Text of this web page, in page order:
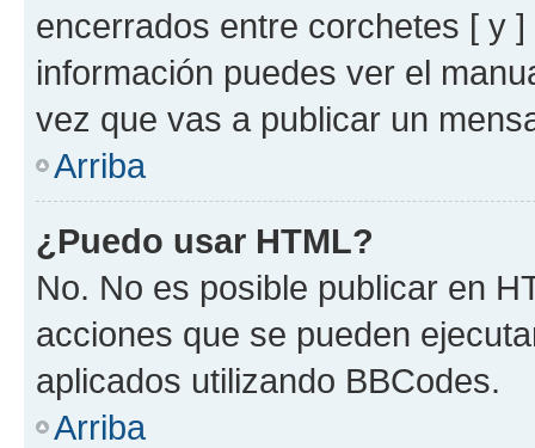
encerrados entre corchetes [ y
información puedes ver el
vez que vas a publicar un
Arriba
¿Puedo usar HTML?
No. No es posible publicar en
acciones que se pueden
aplicados utilizando BBCodes.
Arriba